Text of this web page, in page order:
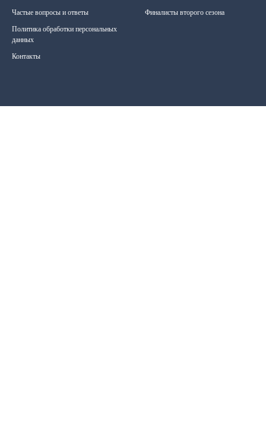
Частые вопросы и ответы
Политика обработки персональных
данных
Контакты
Финалисты второго сезона